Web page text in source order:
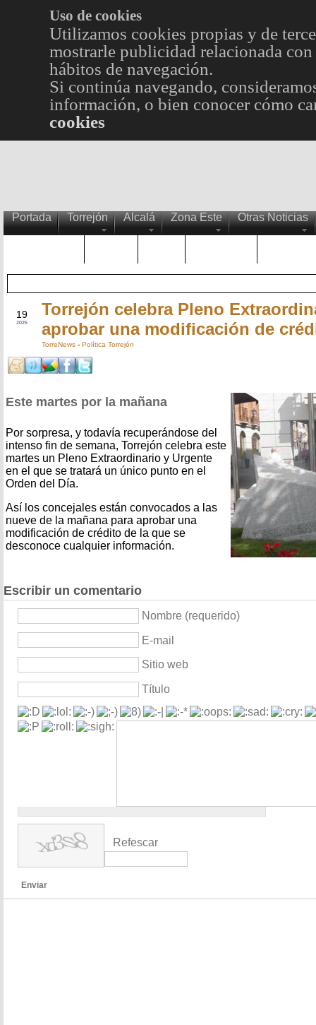
Uso de cookies
Utilizamos cookies propias y de
mostrarle publicidad relacionada
hábitos de navegación.
Si continúa navegando,
información, o bien conocer cómo
cookies
Portada Torrejón Alcalá Zona Este Otras Noticias
19
2025
Torrejón celebra Pleno
aprobar una modificación de
TorreNews - Política Torrejón
Este martes por la mañana
Por sorpresa, y todavía recuperándose del
intenso fin de semana, Torrejón celebra este
martes un Pleno Extraordinario y Urgente
en el que se tratará un único punto en el
Orden del Día.
Así los concejales están convocados a las
nueve de la mañana para aprobar una
modificación de crédito de la que se
desconoce cualquier información.
Escribir un comentario
Nombre (requerido)
E-mail
Sitio web
Título
Refescar
Enviar